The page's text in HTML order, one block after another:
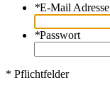
*E-Mail Adresse
*Passwort
* Pflichtfelder